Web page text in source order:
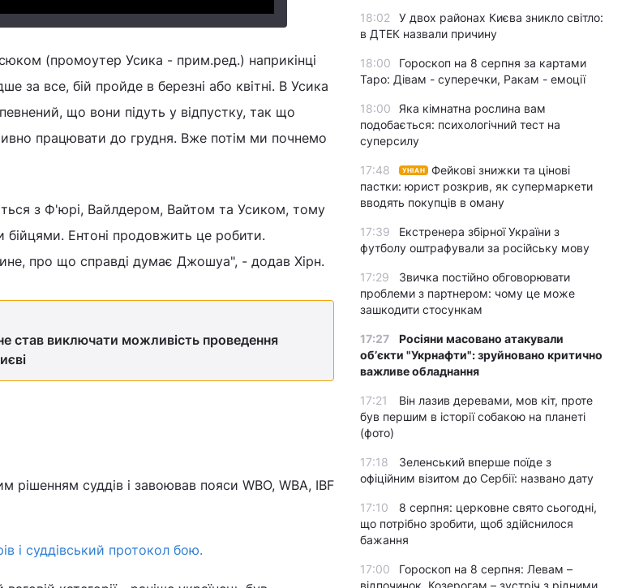
(промоутер Усика - прим.ред.) наприкінці
за все, бій пройде в березні або квітні. В Усика
що вони підуть у відпустку, так що
працювати до грудня. Вже потім ми почнемо
з Ф'юрі, Вайлдером, Вайтом та Усиком, тому
бійцями. Ентоні продовжить це робити.
про що справді думає Джошуа", - додав Хірн.
став виключати можливість проведення
суддів і завоював пояси WBO, WBA, IBF
і суддівський протокол бою.
18:02
У двох районах Києва зникло світло:
в ДТЕК назвали причину
18:00
Гороскоп на 8 серпня за картами
Таро: Дівам - суперечки, Ракам - емоції
18:00
Яка кімнатна рослина вам
подобається: психологічний тест на
суперсилу
17:48 УНІАН
Фейкові знижки та цінові
пастки: юрист розкрив, як супермаркети
вводять покупців в оману
17:39
Екстренера збірної України з
футболу оштрафували за російську мову
17:29
Звичка постійно обговорювати
проблеми з партнером: чому це може
зашкодити стосункам
17:27
Росіяни масовано атакували
обʼєкти "Укрнафти": зруйновано критично
важливе обладнання
17:21
Він лазив деревами, мов кіт, проте
був першим в історії собакою на планеті
(фото)
17:18
Зеленський вперше поїде з
офіційним візитом до Сербії: названо дату
17:10
8 серпня: церковне свято сьогодні,
що потрібно зробити, щоб здійснилося
бажання
17:00
Гороскоп на 8 серпня: Левам –
відпочинок, Козерогам – зустріч з рідними